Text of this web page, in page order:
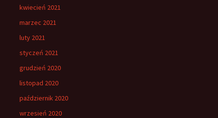
kwiecień 2021
marzec 2021
luty 2021
styczeń 2021
grudzień 2020
listopad 2020
październik 2020
wrzesień 2020